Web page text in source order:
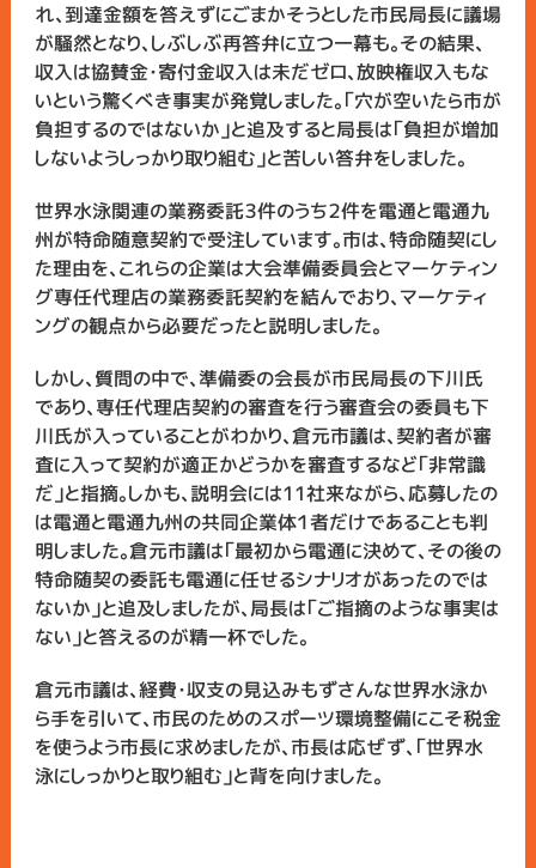
れ、到達金額を答えずにごまかそうとした市民局長に議場
が騒然となり、しぶしぶ再答弁に立つ一幕も。その結果、
収入は協賛金・寄付金収入は未だゼロ、放映権収入もな
いという驚くべき事実が発覚しました。「穴が空いたら市が
負担するのではないか」と追及すると局長は「負担が増加
しないようしっかり取り組む」と苦しい答弁をしました。
世界水泳関連の業務委託３件のうち２件を電通と電通九
州が特命随意契約で受注しています。市は、特命随契にし
た理由を、これらの企業は大会準備委員会とマーケティン
グ専任代理店の業務委託契約を結んでおり、マーケティ
ングの観点から必要だったと説明しました。
しかし、質問の中で、準備委の会長が市民局長の下川氏
であり、専任代理店契約の審査を行う審査会の委員も下
川氏が入っていることがわかり、倉元市議は、契約者が審
査に入って契約が適正かどうかを審査するなど「非常識
だ」と指摘。しかも、説明会には11社来ながら、応募したの
は電通と電通九州の共同企業体１者だけであることも判
明しました。倉元市議は「最初から電通に決めて、その後の
特命随契の委託も電通に任せるシナリオがあったのでは
ないか」と追及しましたが、局長は「ご指摘のような事実は
ない」と答えるのが精一杯でした。
倉元市議は、経費・収支の見込みもずさんな世界水泳か
ら手を引いて、市民のためのスポーツ環境整備にこそ税金
を使うよう市長に求めましたが、市長は応ぜず、「世界水
泳にしっかりと取り組む」と背を向けました。